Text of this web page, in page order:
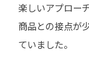
楽しいアプロー
商品との接点が
ていました。